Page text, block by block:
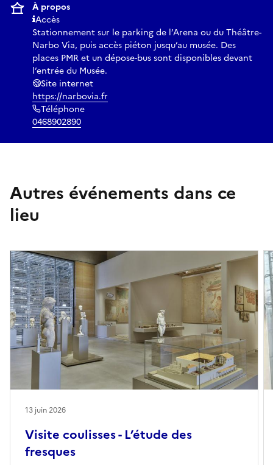
À propos
Accès
Stationnement sur le parking de l’Arena ou du Théâtre-
Narbo Via, puis accès piéton jusqu’au musée. Des
places PMR et un dépose-bus sont disponibles devant
l’entrée du Musée.
Site internet
https://narbovia.fr
Téléphone
0468902890
Autres événements dans ce
lieu
Visite coulisses - L’étude des
fresques
13 juin 2026